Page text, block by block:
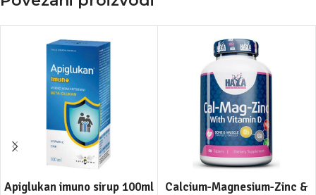
Apiglukan imuno sirup 100ml
Calcium-Magnesium-Zinc &